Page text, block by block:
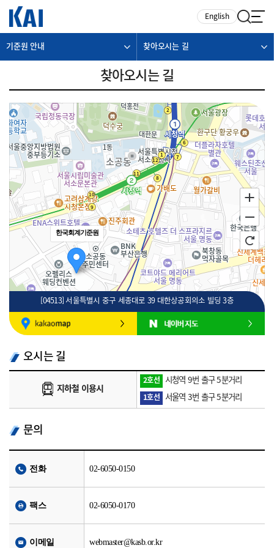
English
기준원 안내 찾아오시는 길
찾아오시는 길
한국회계기준원
100m
[04513] 서울특별시 중구 세종대로 39 대한상공회의소 빌딩 3층
오시는 길
지하철 이용시
2호선 시청역 9번 출구 5분거리
1호선 서울역 3번 출구 5분거리
문의
전화 02-6050-0150
팩스 02-6050-0170
이메일 webmaster@kasb.or.kr